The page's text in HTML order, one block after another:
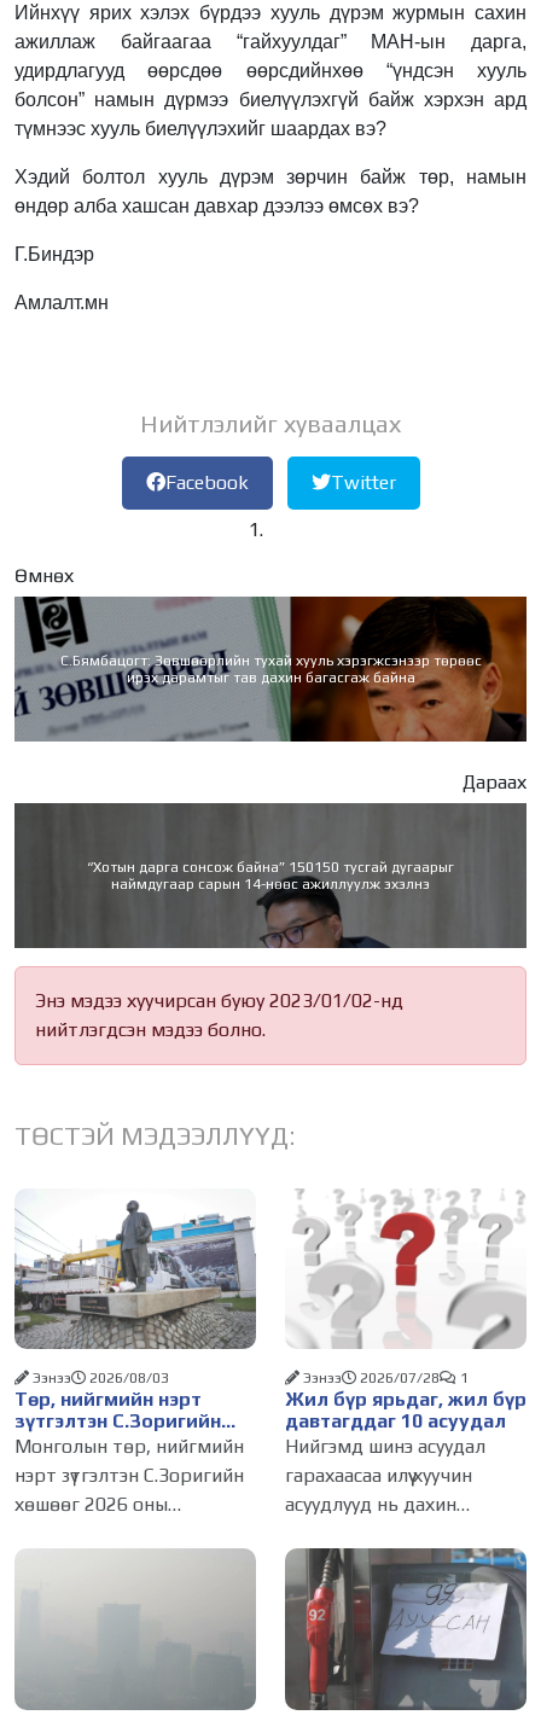
Ийнхүү ярих хэлэх бүрдээ хууль дүрэм журмын сахин
ажиллаж байгаагаа “гайхуулдаг” МАН-ын дарга,
удирдлагууд өөрсдөө өөрсдийнхөө “үндсэн хууль
болсон” намын дүрмээ биелүүлэхгүй байж хэрхэн ард
түмнээс хууль биелүүлэхийг шаардах вэ?
Хэдий болтол хууль дүрэм зөрчин байж төр, намын
өндөр алба хашсан давхар дээлээ өмсөх вэ?
Г.Биндэр
Амлалт.мн
Нийтлэлийг хуваалцах
Facebook Twitter
Өмнөх
С.Бямбацогт: Зөвшөөрлийн тухай хууль хэрэгжсэнээр төрөөс
ирэх дарамтыг тав дахин багасгаж байна
Дараах
“Хотын дарга сонсож байна” 150150 тусгай дугаарыг
наймдугаар сарын 14-нөөс ажиллуулж эхэлнэ
Энэ мэдээ хуучирсан буюу 2023/01/02-нд
нийтлэгдсэн мэдээ болно.
ТӨСТЭЙ МЭДЭЭЛЛҮҮД:
Төр, нийгмийн нэрт
зүтгэлтэн С.Зоригийн
хөшөөг буцаан
Ээнээ 2026/08/03
Монголын төр, нийгмийн
нэрт зүтгэлтэн С.Зоригийн
хөшөөг 2026 оны
03.00 цагт
Засаг дарга бөгөөд
Захирагч
Жил бүр ярьдаг, жил бүр
давтагддаг 10 асуудал
Ээнээ 2026/07/28 1
Нийгэмд шинэ асуудал
гарахаасаа илүү хуучин
асуудлууд нь дахин
утаа, хавар болохоор
замын нүх, зун болохоор
үер, намар болохоор
түгжрэл. Улирал солигдох
бүрт асуудал нь л